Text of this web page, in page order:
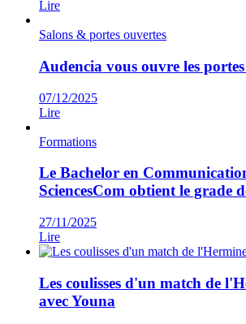
Lire
Salons & portes ouvertes
Audencia vous ouvre les portes
07/12/2025
Lire
Formations
Le Bachelor en
SciencesCom obtient le grade
27/11/2025
Lire
Les coulisses d'un match de
avec Youna